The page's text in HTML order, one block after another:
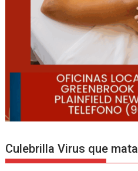
Culebrilla Virus que mata